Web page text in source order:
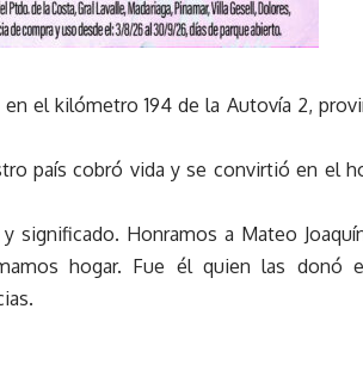
el kilómetro 194 de la Autovía 2,
país cobró vida y se convirtió en el
significado. Honramos a Mateo
hogar. Fue él quien las donó